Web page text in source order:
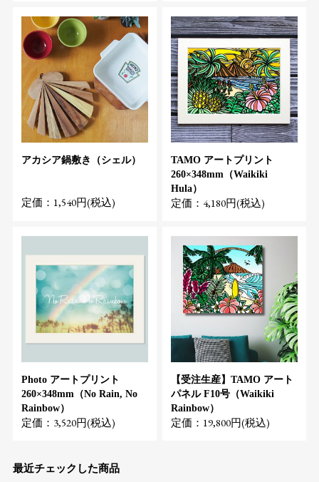
アカシア鍋敷き（シェル）
定価：1,540円(税込)
TAMO アートプリント
260×348mm（Waikiki
Hula）
定価：4,180円(税込)
Photo アートプリント
260×348mm（No Rain, No
Rainbow）
定価：3,520円(税込)
【受注生産】TAMO アート
パネル F10号（Waikiki
Rainbow）
定価：19,800円(税込)
最近チェックした商品